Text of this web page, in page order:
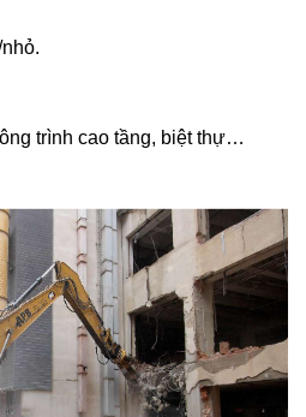
trình cao tầng, biệt thự…